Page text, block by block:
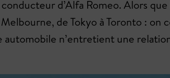
d’Alfa Romeo. Alors
de Tokyo à Toronto : on
n’entretient une